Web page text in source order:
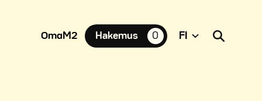
OmaM2 Hakemus
suosikkiasuntoja,
0